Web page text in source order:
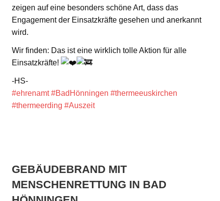
zeigen auf eine besonders schöne Art, dass das
Engagement der Einsatzkräfte gesehen und anerkannt
wird.
Wir finden: Das ist eine wirklich tolle Aktion für alle
Einsatzkräfte!
-HS-
#ehrenamt #BadHönningen #thermeeuskirchen
#thermeerding #Auszeit
GEBÄUDEBRAND MIT
MENSCHENRETTUNG IN BAD